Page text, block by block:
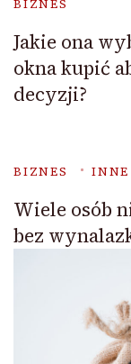
BIZNES
Jakie ona
okna kupić
decyzji?
BIZNES INNE
Wiele osób
bez